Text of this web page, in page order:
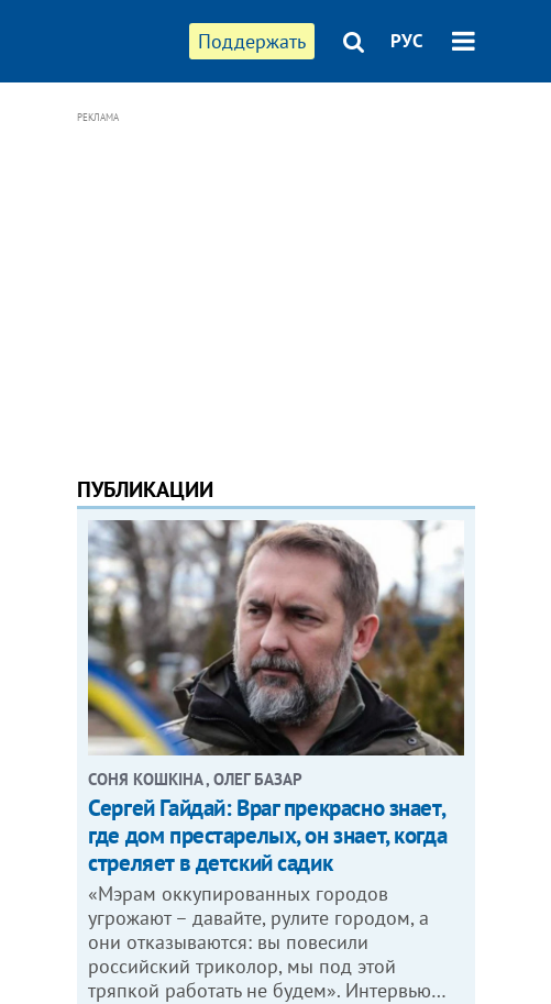
Поддержать РУС
РЕКЛАМА
ПУБЛИКАЦИИ
СОНЯ КОШКІНА , ОЛЕГ БАЗАР
Сергей Гайдай: Враг прекрасно знает,
где дом престарелых, он знает, когда
стреляет в детский садик
«Мэрам оккупированных городов
угрожают – давайте, рулите городом, а
они отказываются: вы повесили
российский триколор, мы под этой
тряпкой работать не будем». Интервью…